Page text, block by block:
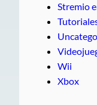
Stremio
Wii
Xbox